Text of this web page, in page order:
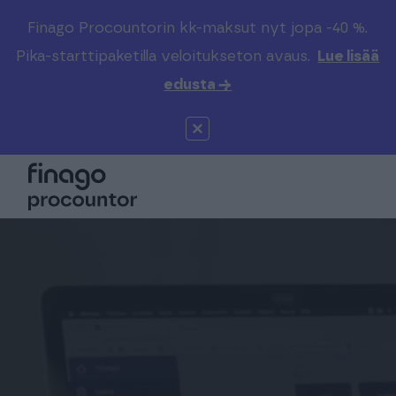
Finago Procountorin kk-maksut nyt jopa -40 %.
Pika-starttipaketilla veloitukseton avaus.
Lue lisää
edusta →
Etsi sivustolta
Valitse kieli
Global (EN)
Kirjaudu
Solo
Sopimuskone
Kenelle
Tilitoimistoille